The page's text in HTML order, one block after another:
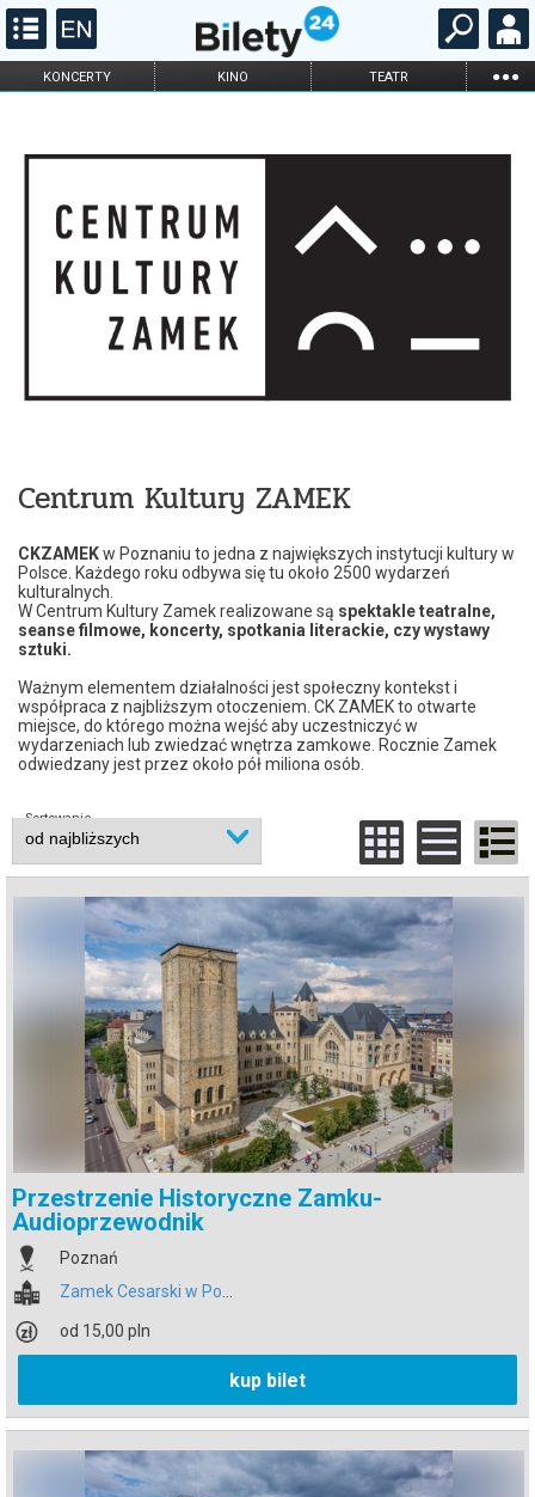
KONCERTY KINO TEATR ...
Centrum Kultury ZAMEK
CKZAMEKw Poznaniu to jedna z największych instytucji kultury w
Polsce. Każdego roku odbywa się tu około 2500 wydarzeń
kulturalnych.
W Centrum Kultury Zamek realizowane są spektakle teatralne,
seanse filmowe, koncerty, spotkania literackie, czy wystawy
sztuki.
Ważnym elementem działalności jest społeczny kontekst i
współpraca z najbliższym otoczeniem. CK ZAMEK to otwarte
miejsce, do którego można wejść aby uczestniczyć w
wydarzeniach lub zwiedzać wnętrza zamkowe. Rocznie Zamek
odwiedzany jest przez około pół miliona osób.
Sortowanie
Przestrzenie Historyczne Zamku-
Audioprzewodnik
Poznań
od 15,00 pln
kup bilet